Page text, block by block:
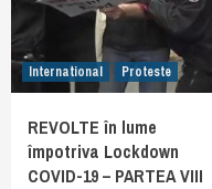
International Proteste
REVOLTE în lume
împotriva Lockdown
COVID-19 – PARTEA VIII